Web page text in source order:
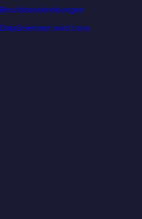
Berufsbeschreibungen
DataScientest wird Liora